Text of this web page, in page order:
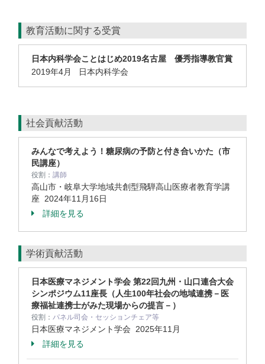
教育活動に関する受賞
日本内科学会ことはじめ2019名古屋 優秀指導教官賞
2019年4月 日本内科学会
社会貢献活動
みんなで考えよう！糖尿病の予防と付き合いかた（市
民講座）
役割： 講師
高山市・岐阜大学地域共創型飛騨高山医療者教育学講
座 2024年11月16日
詳細を見る
学術貢献活動
日本医療マネジメント学会 第22回九州・山口連合大会
シンポジウム11座長（人生100年社会の地域連携－医
療福祉連携士がみた現場からの提言－）
役割： パネル司会・セッションチェア等
日本医療マネジメント学会 2025年11月
詳細を見る